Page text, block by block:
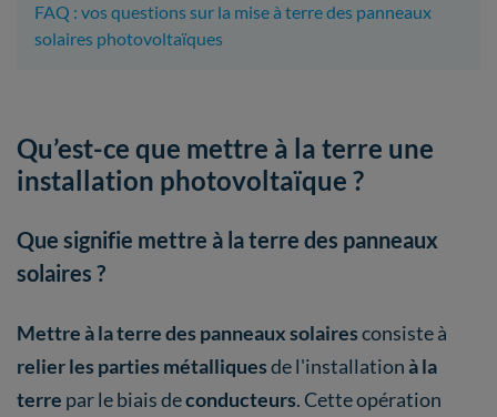
FAQ : vos questions sur la mise à terre des panneaux
solaires photovoltaïques
Qu’est-ce que mettre à la terre une
installation photovoltaïque ?
Que signifie mettre à la terre des panneaux
solaires ?
Mettre à la terre des panneaux solairesconsiste à
relier les parties métalliquesde l'installationà la
terre par le biais deconducteurs. Cette opération